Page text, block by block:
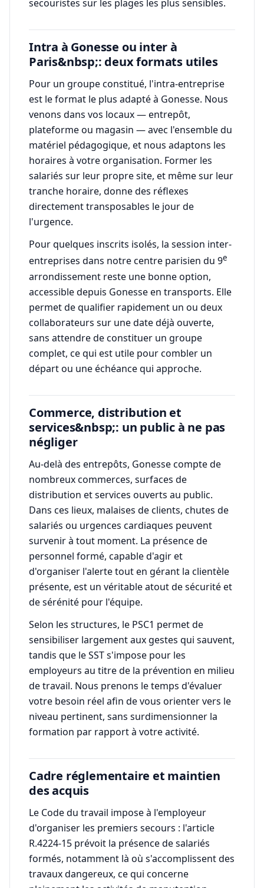
secouristes sur les plages les plus sensibles.
Intra à Gonesse ou inter à
Paris&nbsp;: deux formats utiles
Pour un groupe constitué, l'intra-entreprise
est le format le plus adapté à Gonesse. Nous
venons dans vos locaux — entrepôt,
plateforme ou magasin — avec l'ensemble du
matériel pédagogique, et nous adaptons les
horaires à votre organisation. Former les
salariés sur leur propre site, et même sur leur
tranche horaire, donne des réflexes
directement transposables le jour de
l'urgence.
Pour quelques inscrits isolés, la session inter-
entreprises dans notre centre parisien du 9e
arrondissement reste une bonne option,
accessible depuis Gonesse en transports. Elle
permet de qualifier rapidement un ou deux
collaborateurs sur une date déjà ouverte,
sans attendre de constituer un groupe
complet, ce qui est utile pour combler un
départ ou une échéance qui approche.
Commerce, distribution et
services&nbsp;: un public à ne pas
négliger
Au-delà des entrepôts, Gonesse compte de
nombreux commerces, surfaces de
distribution et services ouverts au public.
Dans ces lieux, malaises de clients, chutes de
salariés ou urgences cardiaques peuvent
survenir à tout moment. La présence de
personnel formé, capable d'agir et
d'organiser l'alerte tout en gérant la clientèle
présente, est un véritable atout de sécurité et
de sérénité pour l'équipe.
Selon les structures, le PSC1 permet de
sensibiliser largement aux gestes qui sauvent,
tandis que le SST s'impose pour les
employeurs au titre de la prévention en milieu
de travail. Nous prenons le temps d'évaluer
votre besoin réel afin de vous orienter vers le
niveau pertinent, sans surdimensionner la
formation par rapport à votre activité.
Cadre réglementaire et maintien
des acquis
Le Code du travail impose à l'employeur
d'organiser les premiers secours : l'article
R.4224-15 prévoit la présence de salariés
formés, notamment là où s'accomplissent des
travaux dangereux, ce qui concerne